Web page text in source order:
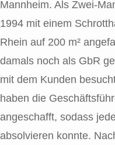
Mannheim. Als Zwei-
1994 mit einem
Rhein auf 200 m²
damals noch als GbR
mit dem Kunden
haben die
angeschafft, sodass
absolvieren konnte.